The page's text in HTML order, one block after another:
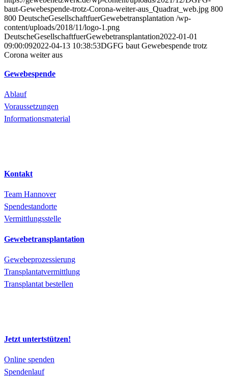
baut-Gewebespende-trotz-Corona-weiter-aus_Quadrat_web.jpg 800
800 DeutscheGesellschaftfuerGewebetransplantation /wp-
content/uploads/2018/11/logo-1.png
DeutscheGesellschaftfuerGewebetransplantation2022-01-01
09:00:092022-04-13 10:38:53DGFG baut Gewebespende trotz
Corona weiter aus
Gewebespende
Ablauf
Voraussetzungen
Informationsmaterial
Kontakt
Team Hannover
Spendestandorte
Vermittlungsstelle
Gewebetransplantation
Gewebeprozessierung
Transplantatvermittlung
Transplantat bestellen
Jetzt untertstützen!
Online spenden
Spendenlauf